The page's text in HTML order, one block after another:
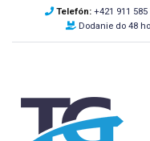
Telefón: +421 911 585
Dodanie do 48